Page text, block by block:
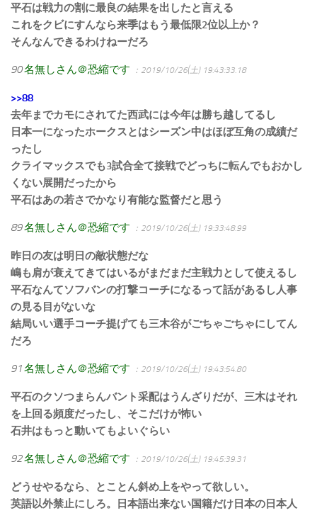
平石は戦力の割に最良の結果を出したと言える
これをクビにすんなら来季はもう最低限2位以上か？
そんなんできるわけねーだろ
90名無しさん＠恐縮です ：2019/10/26(土) 19:43:33.18
>>88
去年までカモにされてた西武には今年は勝ち越してるし
日本一になったホークスとはシーズン中はほぼ互角の成績だ
ったし
クライマックスでも3試合全て接戦でどっちに転んでもおかし
くない展開だったから
平石はあの若さでかなり有能な監督だと思う
89名無しさん＠恐縮です ：2019/10/26(土) 19:33:48.99
昨日の友は明日の敵状態だな
嶋も肩が衰えてきてはいるがまだまだ主戦力として使えるし
平石なんてソフバンの打撃コーチになるって話があるし人事
の見る目がないな
結局いい選手コーチ提げても三木谷がごちゃごちゃにしてん
だろ
91名無しさん＠恐縮です ：2019/10/26(土) 19:43:54.80
平石のクソつまらんバント采配はうんざりだが、三木はそれ
を上回る頻度だったし、そこだけが怖い
石井はもっと動いてもよいぐらい
92名無しさん＠恐縮です ：2019/10/26(土) 19:45:39.31
どうせやるなら、とことん斜め上をやって欲しい。
英語以外禁止にしろ。日本語出来ない国籍だけ日本の日本人